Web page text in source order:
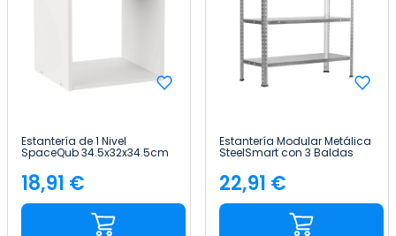
Estantería de 1 Nivel
SpaceQub 34.5x32x34.5cm
7house
Precio
18,91 €
Estantería Modular Metálica
SteelSmart con 3 Baldas
Precio
22,91 €